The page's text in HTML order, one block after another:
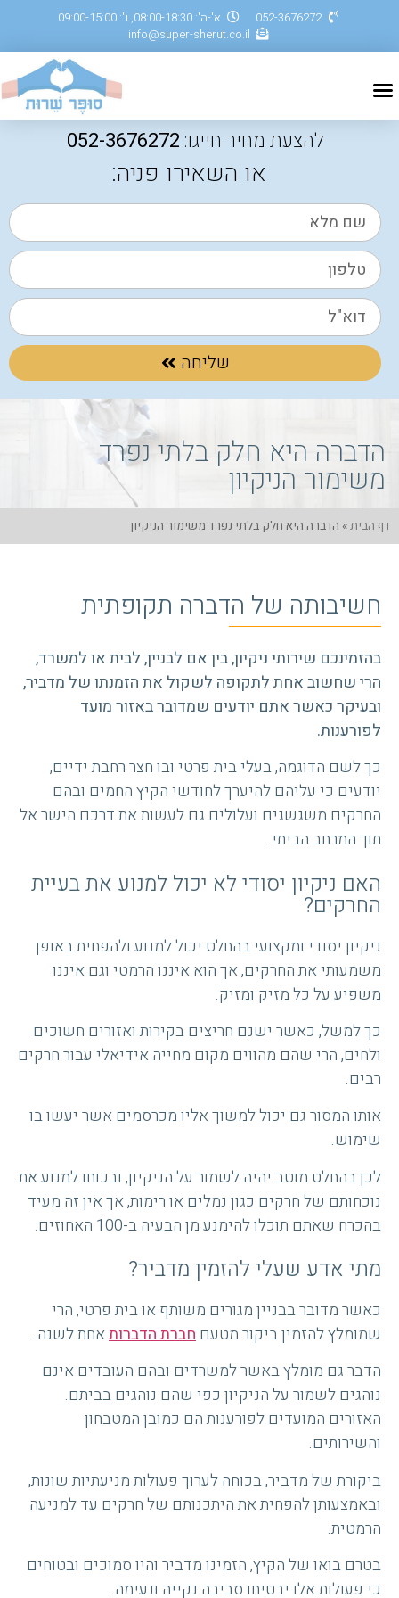
052-3676272
א'-ה': 08:00-18:30, ו': 09:00-15:00
info@super-sherut.co.il
להצעת מחיר חייגו: 052-3676272
או השאירו פניה:
שליחה
הדברה היא חלק בלתי נפרד
משימור הניקיון
דף הבית» הדברה היא חלק בלתי נפרד משימור הניקיון
חשיבותה של הדברה תקופתית
בהזמינכם שירותי ניקיון, בין אם לבניין, לבית או למשרד,
הרי שחשוב אחת לתקופה לשקול את הזמנתו של מדביר,
ובעיקר כאשר אתם יודעים שמדובר באזור מועד
לפורענות.
כך לשם הדוגמה, בעלי בית פרטי ובו חצר רחבת ידיים,
יודעים כי עליהם להיערך לחודשי הקיץ החמים ובהם
החרקים משגשגים ועלולים גם לעשות את דרכם הישר אל
תוך המרחב הביתי.
האם ניקיון יסודי לא יכול למנוע את בעיית
החרקים?
ניקיון יסודי ומקצועי בהחלט יכול למנוע ולהפחית באופן
משמעותי את החרקים, אך הוא איננו הרמטי וגם איננו
משפיע על כל מזיק ומזיק.
כך למשל, כאשר ישנם חריצים בקירות ואזורים חשוכים
ולחים, הרי שהם מהווים מקום מחייה אידיאלי עבור חרקים
רבים.
אותו המסור גם יכול למשוך אליו מכרסמים אשר יעשו בו
שימוש.
לכן בהחלט מוטב יהיה לשמור על הניקיון, ובכוחו למנוע את
נוכחותם של חרקים כגון נמלים או רימות, אך אין זה מעיד
בהכרח שאתם תוכלו להימנע מן הבעיה ב-100 האחוזים.
מתי אדע שעלי להזמין מדביר?
כאשר מדובר בבניין מגורים משותף או בית פרטי, הרי
שמומלץ להזמין ביקור מטעםחברת הדברותאחת לשנה.
הדבר גם מומלץ באשר למשרדים ובהם העובדים אינם
נוהגים לשמור על הניקיון כפי שהם נוהגים בביתם.
האזורים המועדים לפורענות הם כמובן המטבחון
והשירותים.
ביקורת של מדביר, בכוחה לערוך פעולות מניעתיות שונות,
ובאמצעותן להפחית את היתכנותם של חרקים עד למניעה
הרמטית.
בטרם בואו של הקיץ, הזמינו מדביר והיו סמוכים ובטוחים
כי פעולות אלו יבטיחו סביבה נקייה ונעימה.